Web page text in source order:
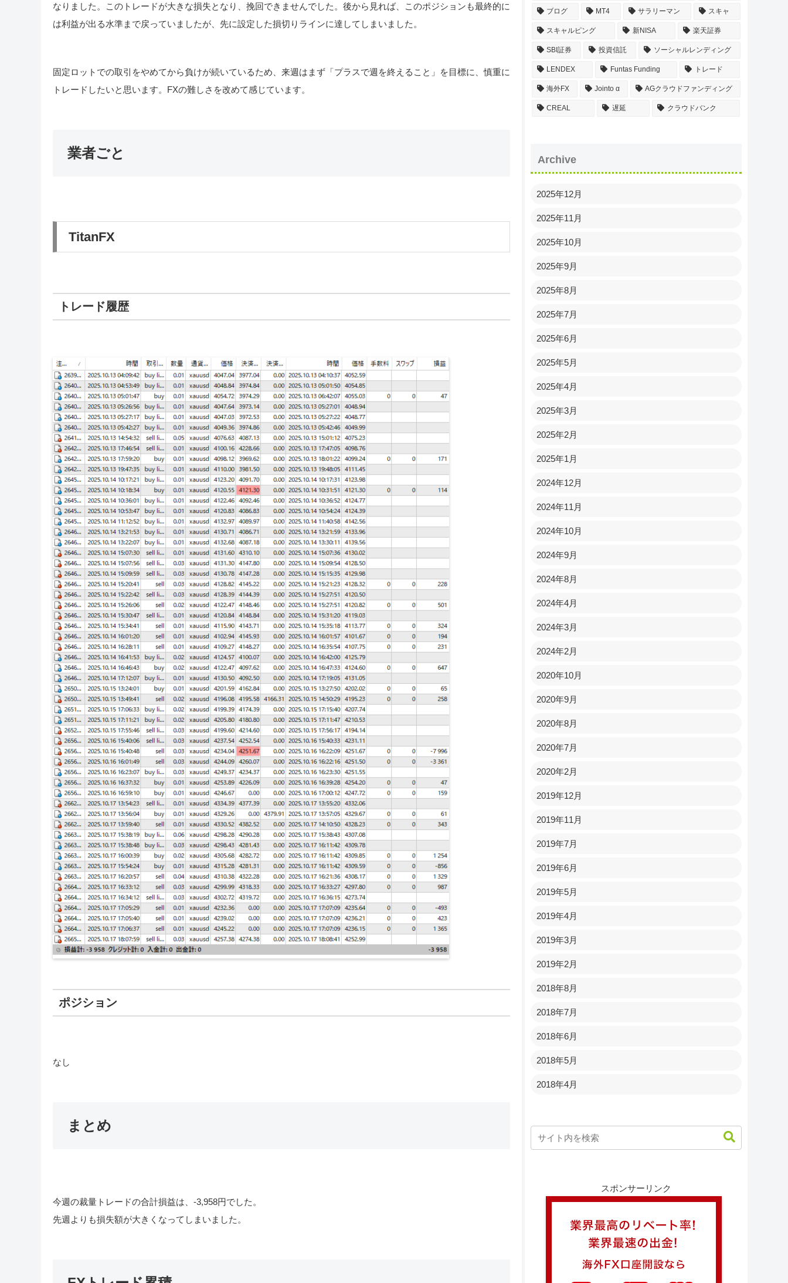
なりました。このトレードが大きな損失となり、挽回できませんでした。後から見れば、このポジションも最終的に
は利益が出る水準まで戻っていましたが、先に設定した損切りラインに達してしまいました。
固定ロットでの取引をやめてから負けが続いているため、来週はまず「プラスで週を終えること」を目標に、慎重に
トレードしたいと思います。FXの難しさを改めて感じています。
業者ごと
TitanFX
トレード履歴
ポジション
なし
まとめ
今週の裁量トレードの合計損益は、-3,958円でした。
先週よりも損失額が大きくなってしまいました。
ブログ MT4 サラリーマン スキャ
スキャルピング 新NISA 楽天証券
SBI証券 投資信託 ソーシャルレンディング
LENDEX Funtas Funding トレード
海外FX Jointo α AGクラウドファンディング
CREAL 遅延 クラウドバンク
Archive
2025年12月
2025年11月
2025年10月
2025年9月
2025年8月
2025年7月
2025年6月
2025年5月
2025年4月
2025年3月
2025年2月
2025年1月
2024年12月
2024年11月
2024年10月
2024年9月
2024年8月
2024年4月
2024年3月
2024年2月
2020年10月
2020年9月
2020年8月
2020年7月
2020年2月
2019年12月
2019年11月
2019年7月
2019年6月
2019年5月
2019年4月
2019年3月
2019年2月
2018年8月
2018年7月
2018年6月
2018年5月
2018年4月
スポンサーリンク